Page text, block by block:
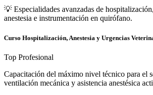
💡 Especialidades avanzadas de
anestesia e instrumentación en quirófano.
Curso Hospitalización, Anestesia y Urgencias
Top Profesional
Capacitación del máximo nivel técnico para el
ventilación mecánica y asistencia anestésica